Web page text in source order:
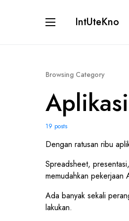
IntUteKno
Browsing Category
19 posts
Dengan ratusan ribu
Spreadsheet,
memudahkan pekerjaan
Ada banyak sekali
lakukan.